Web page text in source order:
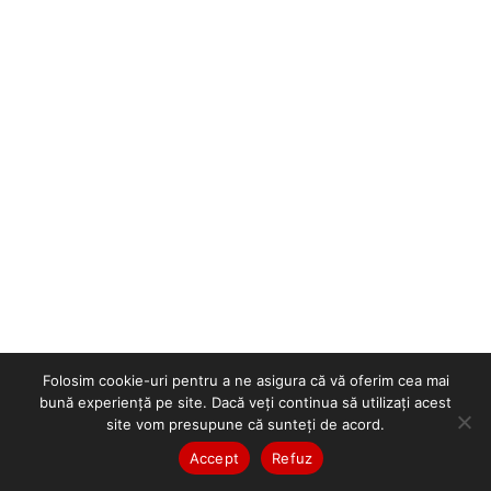
Folosim cookie-uri pentru a ne asigura că vă oferim cea mai
bună experiență pe site. Dacă veți continua să utilizați acest
site vom presupune că sunteți de acord.
Accept
Refuz